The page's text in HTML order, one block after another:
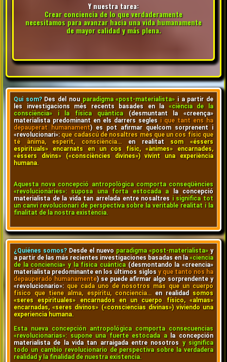
Y nuestra tarea:
Crear conciencia de lo que verdaderamente
necesitamos para avanzar hacia una vida humanamente
de mayor calidad y más plena.
Qui som?Des del nou paradigma «post-materialista»i a partir de
les investigacions més recents basades en la «ciència de la
consciència» i la física quàntica(desmuntant la «creença»
materialista predominant en els darrers segles i que tant ens ha
depauperat humanament) es pot afirmar quelcom sorprenent i
«revolucionari»: que cadascú de nosaltres més que un cos físic que
té ànima, esperit, consciència… en realitat som «éssers
espirituals» encarnats en un cos físic, «ànimes» encarnades,
«éssers divins» («consciències divines») vivint una experiència
humana.
Aquesta nova concepció antropològica comporta conseqüències
«revolucionàries»: suposa una forta estocada ala concepció
materialista de la vida tan arrelada entre nosaltres i significa tot
un canvi revolucionari de perspectiva sobre la veritable realitat i la
finalitat de la nostra existència.
¿Quiénes somos?Desde el nuevo paradigma «post-materialista» y
a partir de las más recientes investigaciones basadas en la«ciencia
de la conciencia» y la física cuántica (desmontando la «creencia»
materialista predominante en los últimos siglos y que tanto nos ha
depauperado humanamente) se puede afirmar algo sorprendente y
«revolucionario»: que cada uno de nosotros más que un cuerpo
físico que tiene alma, espíritu, conciencia…en realidad somos
«seres espirituales» encarnados en un cuerpo físico, «almas»
encarnadas, «seres divinos» («consciencias divinas») viviendo una
experiencia humana.
Esta nueva concepción antropológica comporta consecuencias
«revolucionarias»: supone una fuerte estocada a
la concepción
materialista de la vida tan arraigada entre nosotros y significa
todo un cambio revolucionario de perspectiva sobre la verdadera
realidad y la finalidad de nuestra existencia.